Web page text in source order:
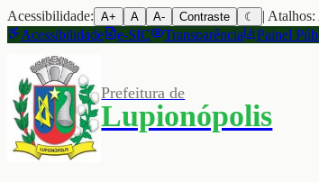
Acessibilidade: A+ A A- Contraste ☾
|
Acessibilidade
e-SIC Transparência Painel
Prefeitura de
Lupionópolis